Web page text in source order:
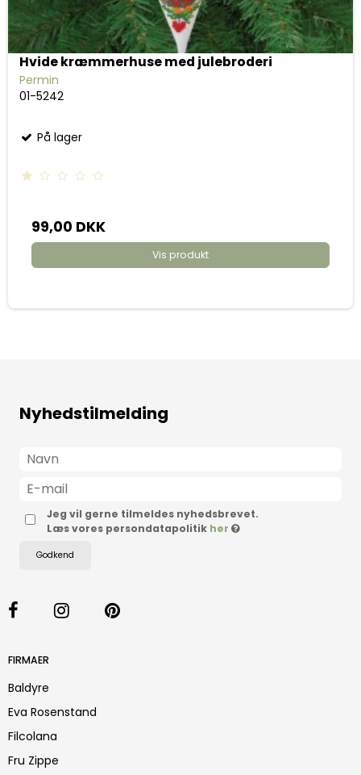
Hvide kræmmerhuse med julebroderi
Permin
01-5242
På lager
99,00 DKK
Vis produkt
Nyhedstilmelding
Jeg vil gerne tilmeldes nyhedsbrevet.
Læs vores persondatapolitik her
Godkend
FIRMAER
Baldyre
Eva Rosenstand
Filcolana
Fru Zippe